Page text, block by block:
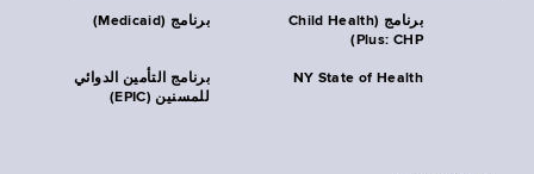
برنامج (Medicaid)
برنامج (Child Health
Plus: CHP)
برنامج التأمين الدوائي
للمسنين (EPIC)
NY State of Health